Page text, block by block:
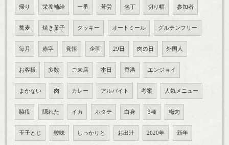
帰り 栄養補給 一番 苦労 包丁 切り幅 参加者
蕎麦 焼き菓子 クッキー オートミール グルテンフリー
毎月 赤字 覚悟 企画 29日 肉の日 外国人
お客様 多数 ご来店 本日 香港 エンジョイ
まかない 肉 カレー アルバイト 考案 人気メニュー
脇役 隠れた イカ ホタテ 白身 3種 梅肉
玉子とじ 酸味 しっかりと お出汁 2020年 新年